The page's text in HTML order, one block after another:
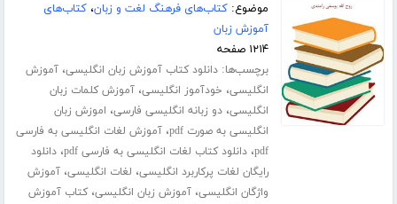
موضوع:کتاب‌های فرهنگ لغت و زبان،کتاب‌های
آموزش زبان
۱۲۱۴ صفحه
برچسب‌ها:دانلود کتاب آموزش زبان انگلیسی،آموزش
انگلیسی، خودآموز انگلیسی،آموزش کلمات زبان
انگلیسی،دو زبانه انگلیسی فارسی، اموزش زبان
انگلیسی به صورت pdf
،آموزش لغات انگلیسی به فارسی
pdf،دانلود کتاب لغات انگلیسی به فارسی pdf ،دانلود
رایگان لغات پرکاربرد انگلیسی، لغات انگلیسی،آموزش
واژگان انگلیسی،آموزش زبان انگلیسی،کتاب آموزش